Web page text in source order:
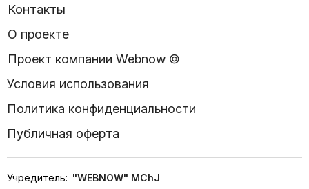
Контакты
О проекте
Проект компании Webnow ©
Условия использования
Политика конфиденциальности
Публичная оферта
Учредитель: "WEBNOW" MChJ